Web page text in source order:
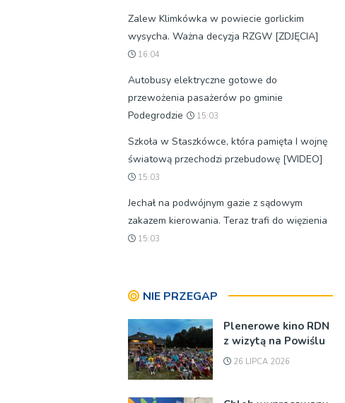
Zalew Klimkówka w powiecie gorlickim
wysycha. Ważna decyzja RZGW [ZDJĘCIA]
16:04
Autobusy elektryczne gotowe do
przewożenia pasażerów po gminie
Podegrodzie
15:03
Szkoła w Staszkówce, która pamięta I wojnę
światową przechodzi przebudowę [WIDEO]
15:03
Jechał na podwójnym gazie z sądowym
zakazem kierowania. Teraz trafi do więzienia
15:03
NIE PRZEGAP
Plenerowe kino RDN
z wizytą na Powiślu
26 LIPCA 2026